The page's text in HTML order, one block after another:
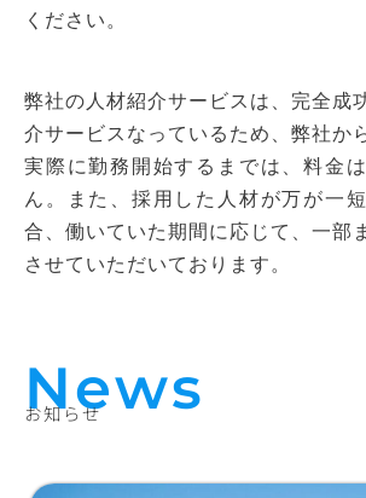
ください。
弊社の人材紹介サービスは、完全成
介サービスなっているため、弊社か
実際に勤務開始するまでは、料金
ん。また、採用した人材が万が一
合、働いていた期間に応じて、一部
させていただいております。
News
お知らせ